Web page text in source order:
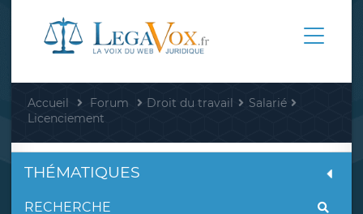
Accueil Forum Droit du travail
Salarié
Licenciement
THÉMATIQUES